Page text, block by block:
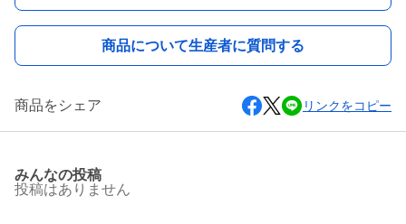
商品について生産者に質問する
商品をシェア リンクをコピー
みんなの投稿
投稿はありません